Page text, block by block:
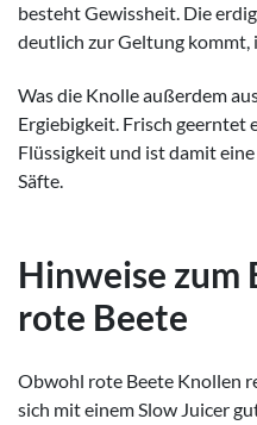
besteht Gewissheit. Die
deutlich zur Geltung kommt,
Was die Knolle außerdem
Ergiebigkeit. Frisch geerntet
Flüssigkeit und ist damit
Säfte.
Hinweise zum
rote Beete
Obwohl rote Beete Knollen
sich mit einem Slow Juicer